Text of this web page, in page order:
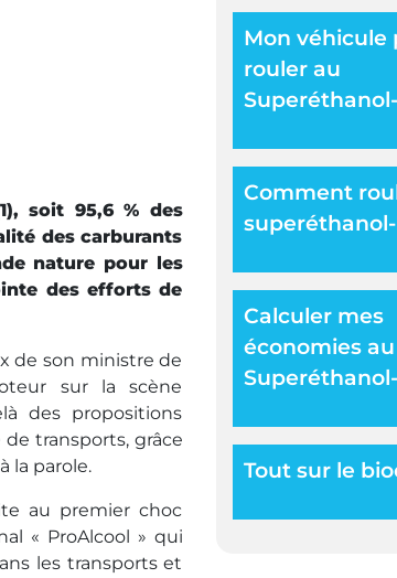
soit 95,6 % des
des carburants
nature pour les
des efforts de
de son ministre de
sur la scène
des propositions
transports, grâce
la parole.
au premier choc
« ProAlcool » qui
les transports et
Mon véhicule
rouler au
Comment
superéthanol-
Calculer mes
économies au
Tout sur le